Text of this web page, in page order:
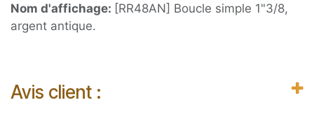
Nom d'affichage: [RR48AN] Boucle simple 1"3/8,
argent antique.
Avis client :